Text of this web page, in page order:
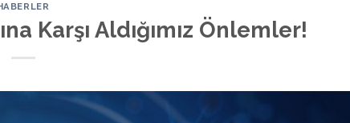
Karşı Aldığımız Önlemler!